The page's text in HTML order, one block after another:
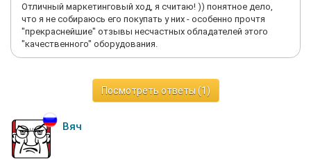
Отличный маркетинговый ход, я считаю! )) понятное дело,
что я не собираюсь его покупать у них - особенно прочтя
"прекраснейшие" отзывы несчастных обладателей этого
"качественного" оборудования.
Посмотреть ответы (1)
Вяч